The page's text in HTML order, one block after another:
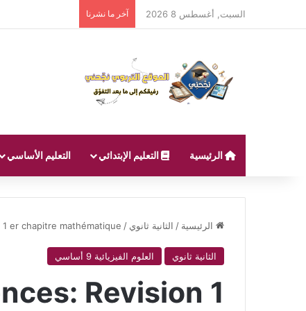
السبت, أغسطس 8 2026 آخر ما نشرنا
الرئيسية التعليم الإبتدائي التعليم الأساسي
الرئيسية / الثانية ثانوي /
er chapitre mathématique
الثانية ثانوي العلوم الفيزيائية 9 أساسي
Revision 1